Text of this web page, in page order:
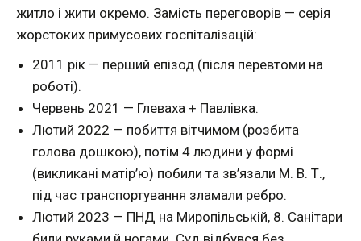
житло і жити окремо. Замість переговорів — серія
жорстоких примусових госпіталізацій:
2011 рік — перший епізод (після перевтоми на
роботі).
Червень 2021 — Глеваха + Павлівка.
Лютий 2022 — побиття вітчимом (розбита
голова дошкою), потім 4 людини у формі
(викликані матір’ю) побили та зв’язали М. В. Т.,
під час транспортування зламали ребро.
Лютий 2023 — ПНД на Миропільській, 8. Санітари